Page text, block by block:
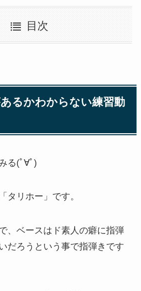
目次
るかわからない練習動
る(ﾟ∀ﾟ)
タリホー」です。
、ベースはド素人の癖に指弾
だろうという事で指弾きです